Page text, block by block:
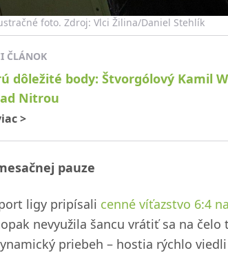
foto. Zdroj: Vlci Žilina/Daniel Stehlík
ČLÁNOK
dôležité body: Štvorgólový Kamil
Nitrou
>
pauze
ligy pripísali cenné víťazstvo 6:4
nevyužila šancu vrátiť sa na čelo
priebeh – hostia rýchlo